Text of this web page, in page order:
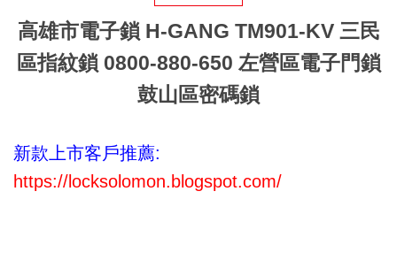
高雄市電子鎖 H-GANG TM901-KV 三民
區指紋鎖 0800-880-650 左營區電子門鎖
鼓山區密碼鎖
新款上市客戶推薦:
https://locksolomon.blogspot.com/